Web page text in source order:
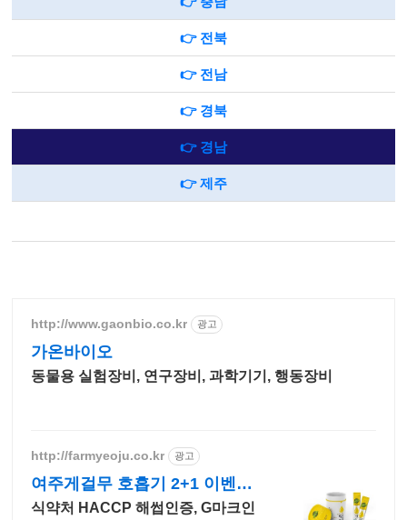
👉 전북
👉 전남
👉 경북
👉 경남
👉 제주
http://www.gaonbio.co.kr 광고
가온바이오
동물용 실험장비, 연구장비, 과학기기, 행동장비
http://farmyeoju.co.kr 광고
여주게걸무 호흡기 2+1 이벤트,
파우치증정
식약처 HACCP 해썹인증, G마크인